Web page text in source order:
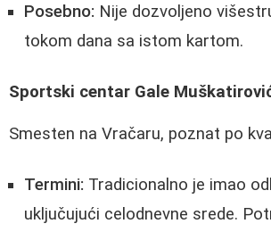
Posebno: Nije dozvoljeno
tokom dana sa istom kartom.
Sportski centar Gale
Smesten na Vračaru, poznat po
Termini: Tradicionalno je imao
uključujući celodnevne srede.